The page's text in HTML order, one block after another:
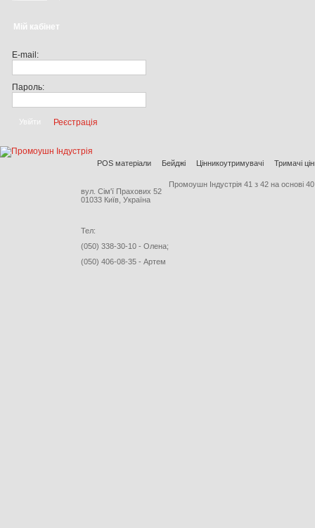
Мій кабінет
E-mail:
Пароль:
Реєстрація
POS матеріали Бейджі Цінникоутримувачі Тримачі
вул. Сім'ї Прахових 52
01033 Київ, Україна
Тел:
(050) 338-30-10 - Олена;
(050) 406-08-35 - Артем
Промоушн Індустрія 41 з 42 на основі 40